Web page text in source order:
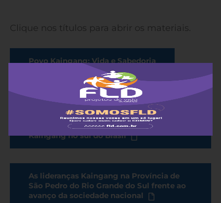
Clique nos títulos para abrir os materiais.
Povo Kaingang: Vida e Sabedoria
De coadjuvantes a protagonistas:
seguindo o rastro de algumas lideranças
Kaingang no sul do Brasil
As lideranças Kaingang na Província de
São Pedro do Rio Grande do Sul frente ao
avanço da sociedade nacional